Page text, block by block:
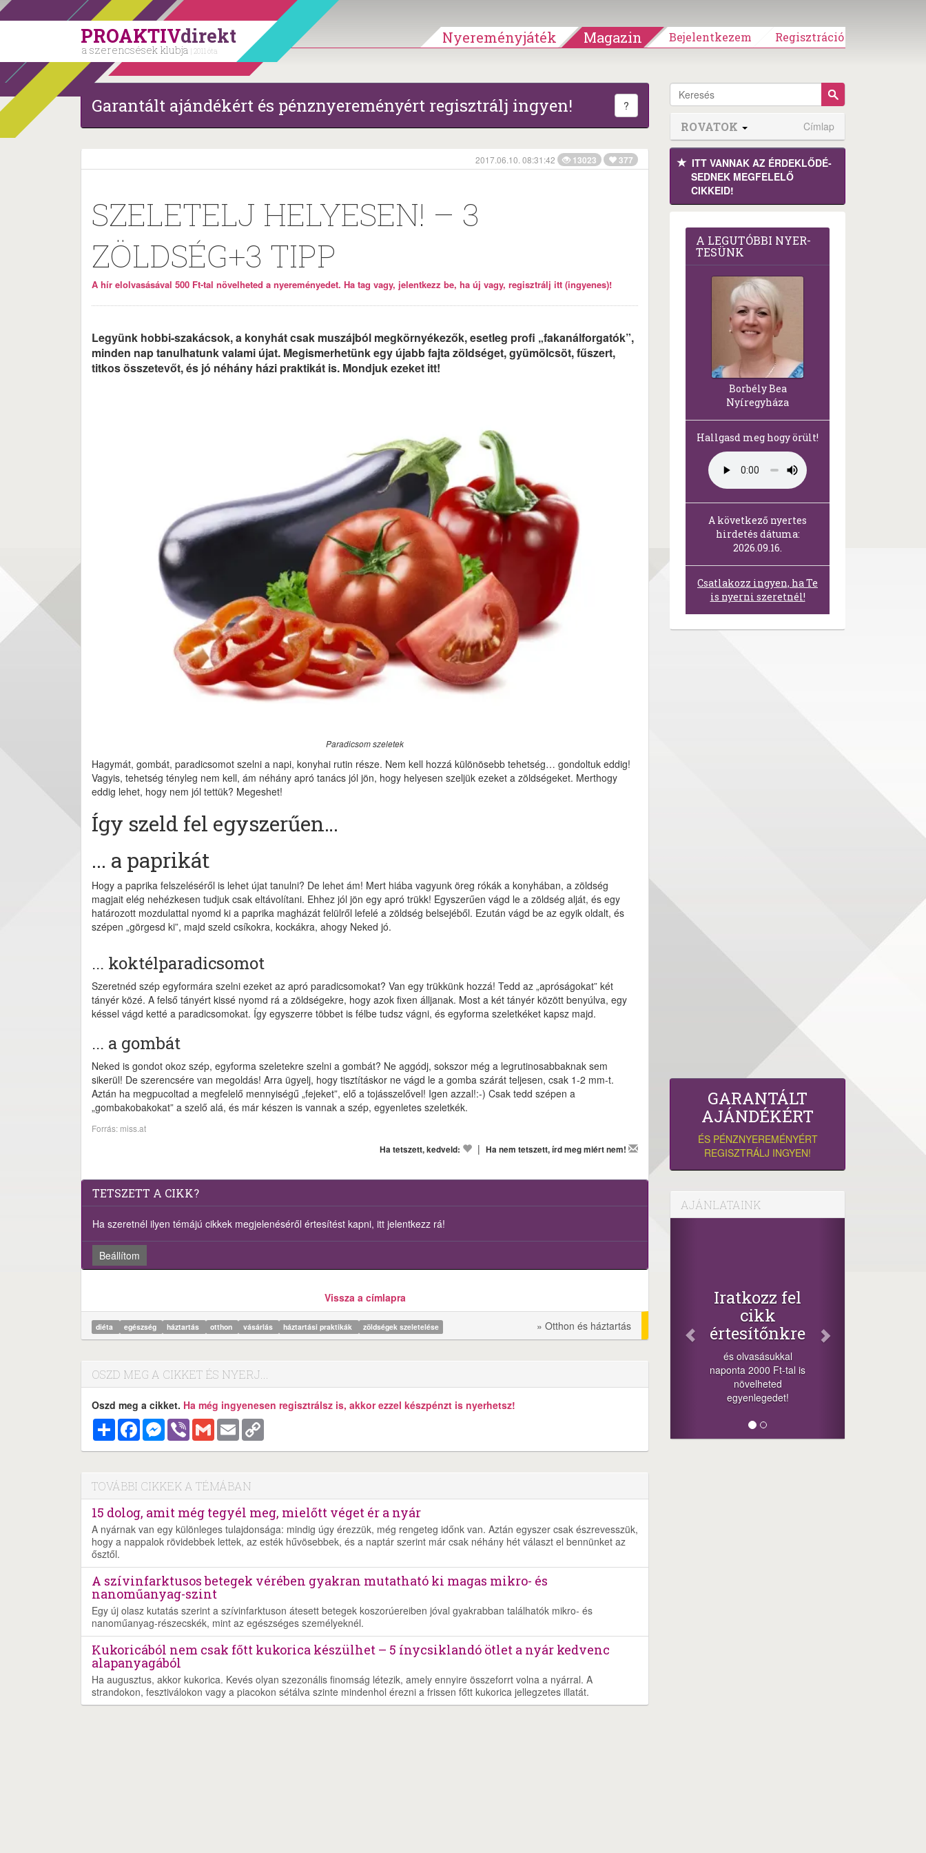
PROAKTIVdirekt
a szerencsések klubja | 2011 óta
Nyereményjáték Magazin Bejelentkezem Regisztráció
Garantált ajándékért és pénznyereményért regisztrálj ingyen! ?
2017.06.10. 08:31:42 13023 377
SZELETELJ HELYESEN! – 3
ZÖLDSÉG+3 TIPP
A hír elolvasásával 500 Ft-tal növelheted a nyereményedet. Ha tag vagy, jelentkezz be, ha új vagy, regisztrálj itt (ingyenes)!
Legyünk hobbi-szakácsok, a konyhát csak muszájból megkörnyékezők, esetleg profi „fakanálforgatók”,
minden nap tanulhatunk valami újat. Megismerhetünk egy újabb fajta zöldséget, gyümölcsöt, fűszert,
titkos összetevőt, és jó néhány házi praktikát is. Mondjuk ezeket itt!
Paradicsom szeletek
Hagymát, gombát, paradicsomot szelni a napi, konyhai rutin része. Nem kell hozzá különösebb tehetség… gondoltuk eddig!
Vagyis, tehetség tényleg nem kell, ám néhány apró tanács jól jön, hogy helyesen szeljük ezeket a zöldségeket. Merthogy
eddig lehet, hogy nem jól tettük? Megeshet!
Így szeld fel egyszerűen…
... a paprikát
Hogy a paprika felszeléséről is lehet újat tanulni? De lehet ám! Mert hiába vagyunk öreg rókák a konyhában, a zöldség
magjait elég nehézkesen tudjuk csak eltávolítani. Ehhez jól jön egy apró trükk! Egyszerűen vágd le a zöldség alját, és egy
határozott mozdulattal nyomd ki a paprika magházát felülről lefelé a zöldség belsejéből. Ezután vágd be az egyik oldalt, és
szépen „görgesd ki”, majd szeld csíkokra, kockákra, ahogy Neked jó.
... koktélparadicsomot
Szeretnéd szép egyformára szelni ezeket az apró paradicsomokat? Van egy trükkünk hozzá! Tedd az „apróságokat” két
tányér közé. A felső tányért kissé nyomd rá a zöldségekre, hogy azok fixen álljanak. Most a két tányér között benyúlva, egy
késsel vágd ketté a paradicsomokat. Így egyszerre többet is félbe tudsz vágni, és egyforma szeletkéket kapsz majd.
... a gombát
Neked is gondot okoz szép, egyforma szeletekre szelni a gombát? Ne aggódj, sokszor még a legrutinosabbaknak sem
sikerül! De szerencsére van megoldás! Arra ügyelj, hogy tisztításkor ne vágd le a gomba szárát teljesen, csak 1-2 mm-t.
Aztán ha megpucoltad a megfelelő mennyiségű „fejeket”, elő a tojásszelővel! Igen azzal!:-) Csak tedd szépen a
„gombakobakokat” a szelő alá, és már készen is vannak a szép, egyenletes szeletkék.
Forrás: miss.at
Ha tetszett, kedveld:
| Ha nem tetszett, írd meg miért nem!
TETSZETT A CIKK?
Ha szeretnél ilyen témájú cikkek megjelenéséről értesítést kapni, itt jelentkezz rá!
Beállítom
Vissza a címlapra
diéta egészség háztartás otthon vásárlás háztartási praktikák zöldségek szeletelése » Otthon és háztartás
OSZD MEG A CIKKET ÉS NYERJ...
Oszd meg a cikket. Ha még ingyenesen regisztrálsz is, akkor ezzel készpénzt is nyerhetsz!
MegosztásFacebookMessenger
Viber Gmail Email
TOVÁBBI CIKKEK A TÉMÁBAN
15 dolog, amit még tegyél meg, mielőtt véget ér a nyár
A nyárnak van egy különleges tulajdonsága: mindig úgy érezzük, még rengeteg időnk van. Aztán egyszer csak észrevesszük,
hogy a nappalok rövidebbek lettek, az esték hűvösebbek, és a naptár szerint már csak néhány hét választ el bennünket az
ősztől.
A szívinfarktusos betegek vérében gyakran mutatható ki magas mikro- és
nanoműanyag-szint
Egy új olasz kutatás szerint a szívinfarktuson átesett betegek koszorúereiben jóval gyakrabban találhatók mikro- és
nanoműanyag-részecskék, mint az egészséges személyeknél.
Kukoricából nem csak főtt kukorica készülhet – 5 ínycsiklandó ötlet a nyár kedvenc
alapanyagából
Ha augusztus, akkor kukorica. Kevés olyan szezonális finomság létezik, amely ennyire összeforrt volna a nyárral. A
strandokon, fesztiválokon vagy a piacokon sétálva szinte mindenhol érezni a frissen főtt kukorica jellegzetes illatát.
ROVATOK Címlap
ITT VANNAK AZ ÉRDEK­LŐDÉ­
SEDNEK MEGFE­LELŐ
CIKKEID!
A LEG­U­TÓB­BI NYER­
TE­SÜNK
Borbély Bea
Nyíregyháza
Hallgasd meg hogy örült!
A következő nyertes
hirdetés dátuma:
2026.09.16.
Csatlakozz ingyen, ha Te
is nyerni szeretnél!
GARANTÁLT
AJÁNDÉKÉRT
ÉS PÉNZNYEREMÉNYÉRT
REGISZTRÁLJ INGYEN!
AJÁNLATAINK
Iratkozz fel
cikk
értesítőnkre
és olvasásukkal
naponta 2000 Ft-tal is
növelheted
egyenlegedet!